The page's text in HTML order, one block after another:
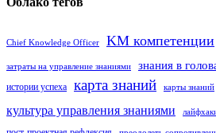
Chief Knowledge Officer KM компетенции
затраты на управление знаниями знания в
истории успеха карта знаний карты знаний
культура управления знаниями